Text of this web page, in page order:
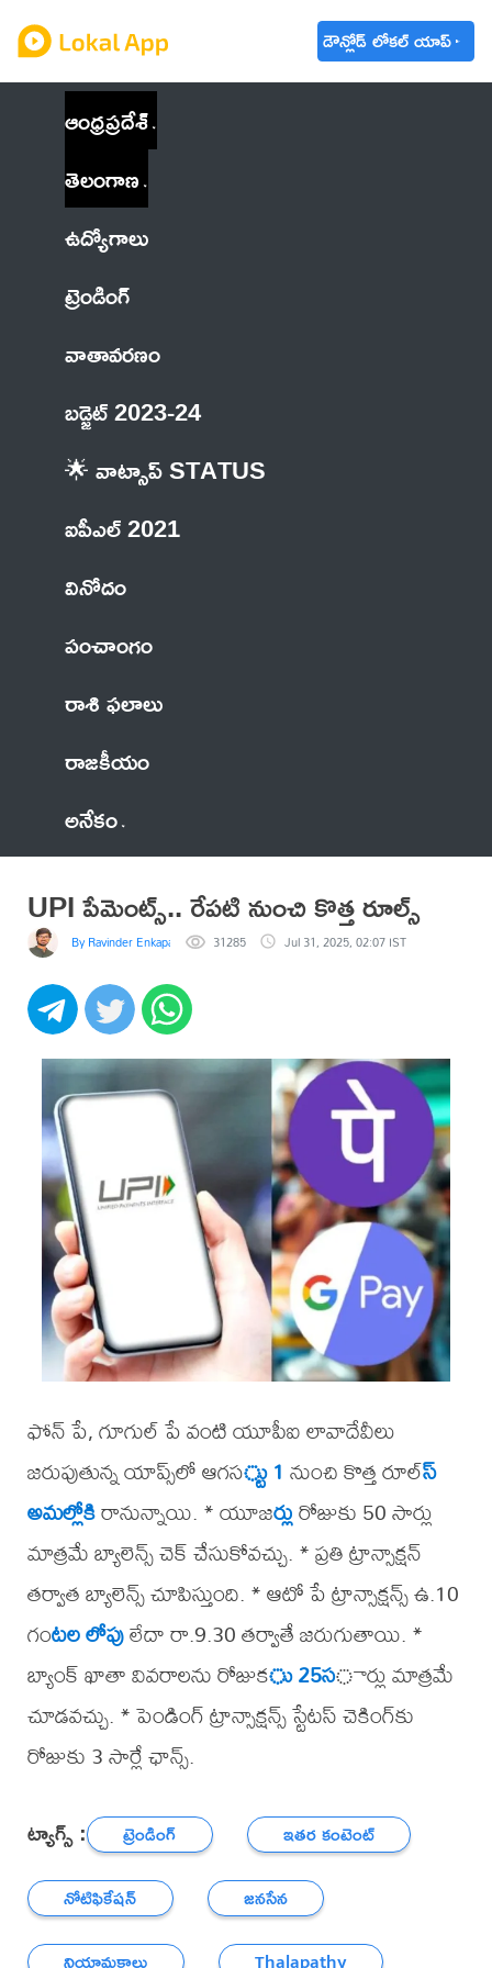
డౌన్లోడ్ లోకల్ యాప్
ఆంధ్రప్రదేశ్
తెలంగాణ
ఉద్యోగాలు
ట్రెండింగ్
వాతావరణం
బడ్జెట్ 2023-24
🌟 వాట్సాప్ STATUS
ఐపీఎల్ 2021
వినోదం
పంచాంగం
రాశి ఫలాలు
రాజకీయం
అనేకం
UPI పేమెంట్స్.. రేపటి నుంచి కొత్త రూల్స్
By Ravinder Enkapally 31285 Jul 31, 2025, 02:07 IST
ఫోన్ పే, గూగుల్ పే వంటి యూపీఐ లావాదేవీలు
జరుపుతున్న యాప్స్‌లో ఆగస్టు 1 నుంచి కొత్త రూల్స్
అమల్లోకిరానున్నాయి. * యూజర్లురోజుకు 50 సార్లు
మాత్రమే బ్యాలెన్స్ చెక్ చేసుకోవచ్చు. * ప్రతి ట్రాన్సాక్షన్
తర్వాత బ్యాలెన్స్ చూపిస్తుంది. * ఆటో పే ట్రాన్సాక్షన్స్ ఉ.10
గంటల లోపులేదా రా.9.30 తర్వాతే జరుగుతాయి. *
బ్యాంక్ ఖాతా వివరాలను రోజుకు 25సార్లు మాత్రమే
చూడవచ్చు. * పెండింగ్ ట్రాన్సాక్షన్స్ స్టేటస్ చెకింగ్‌కు
రోజుకు 3 సార్లే ఛాన్స్.
ట్యాగ్స్ : ట్రెండింగ్
ఇతర కంటెంట్
నోటిఫికేషన్
జనసేన
నియామకాలు
Thalapathy